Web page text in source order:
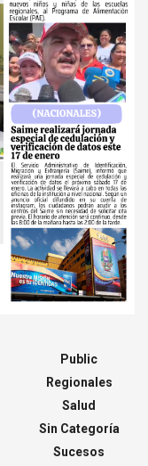
Public
Regionales
Salud
Sin Categoría
Sucesos